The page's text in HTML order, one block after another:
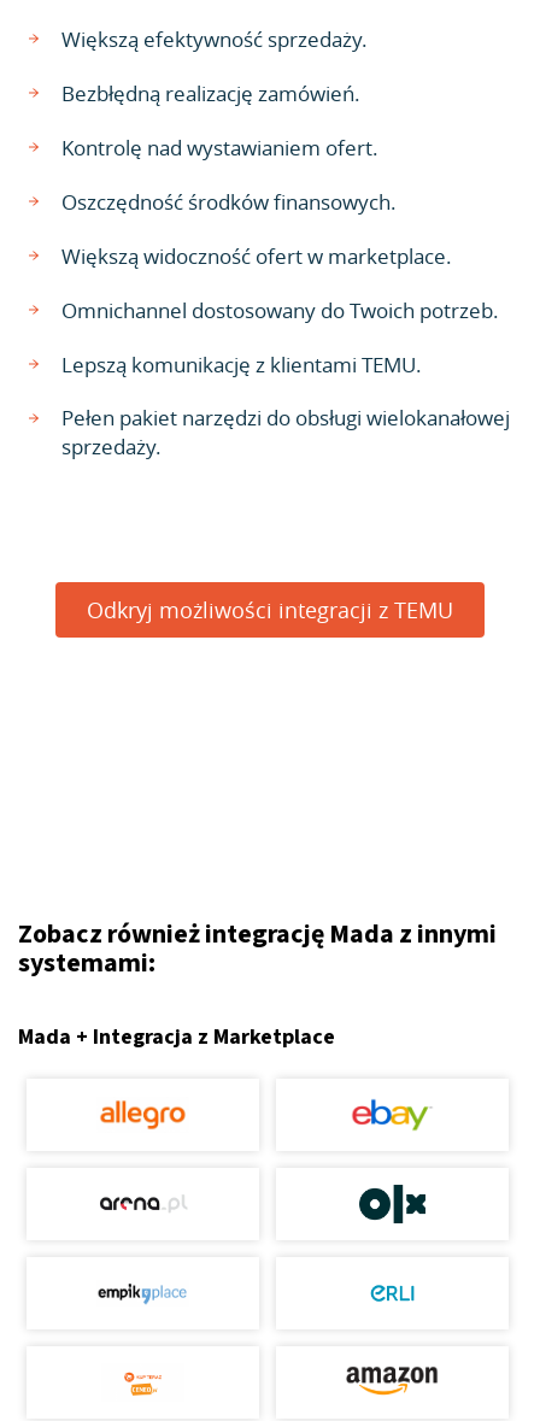
Większą efektywność sprzedaży.
Bezbłędną realizację zamówień.
Kontrolę nad wystawianiem ofert.
Oszczędność środków finansowych.
Większą widoczność ofert w marketplace.
Omnichannel dostosowany do Twoich potrzeb.
Lepszą komunikację z klientami TEMU.
Pełen pakiet narzędzi do obsługi wielokanałowej
sprzedaży.
Odkryj możliwości integracji z TEMU
Zobacz również integrację Mada z innymi
systemami:
Mada + Integracja z Marketplace